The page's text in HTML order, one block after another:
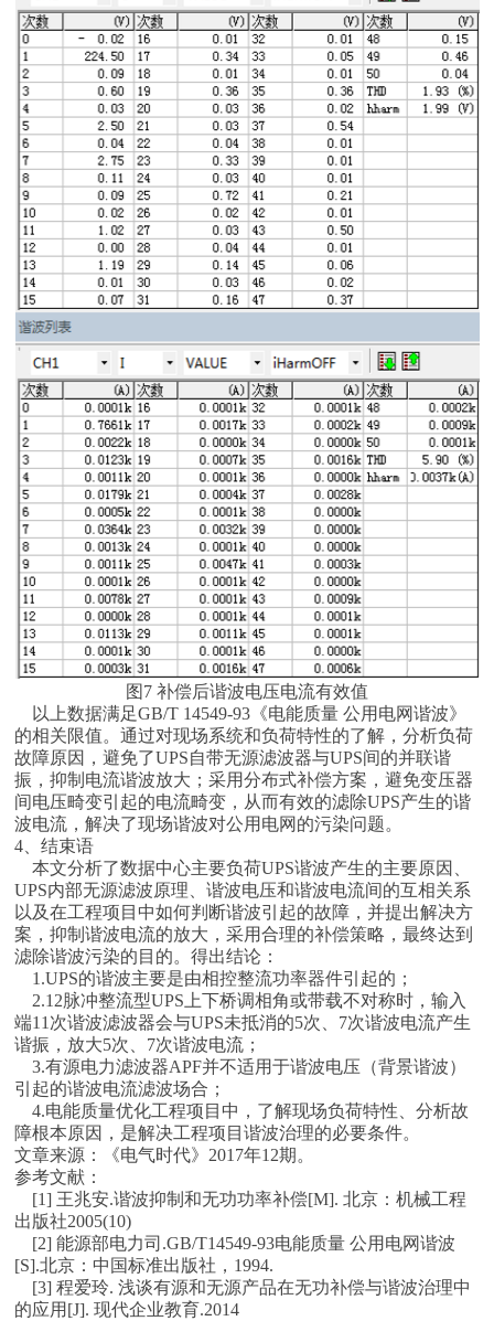
图7 补偿后谐波电压电流有效值
以上数据满足GB/T 14549-93《电能质量 公用电网谐波》
的相关限值。通过对现场系统和负荷特性的了解，分析负荷
故障原因，避免了UPS自带无源滤波器与UPS间的并联谐
振，抑制电流谐波放大；采用分布式补偿方案，避免变压器
间电压畸变引起的电流畸变，从而有效的滤除UPS产生的谐
波电流，解决了现场谐波对公用电网的污染问题。
4、结束语
本文分析了数据中心主要负荷UPS谐波产生的主要原因、
UPS内部无源滤波原理、谐波电压和谐波电流间的互相关系
以及在工程项目中如何判断谐波引起的故障，并提出解决方
案，抑制谐波电流的放大，采用合理的补偿策略，最终达到
滤除谐波污染的目的。得出结论：
1.UPS的谐波主要是由相控整流功率器件引起的；
2.12脉冲整流型UPS上下桥调相角或带载不对称时，输入
端11次谐波滤波器会与UPS未抵消的5次、7次谐波电流产生
谐振，放大5次、7次谐波电流；
3.有源电力滤波器APF并不适用于谐波电压（背景谐波）
引起的谐波电流滤波场合；
4.电能质量优化工程项目中，了解现场负荷特性、分析故
障根本原因，是解决工程项目谐波治理的必要条件。
文章来源：《电气时代》2017年12期。
参考文献：
[1] 王兆安.谐波抑制和无功功率补偿[M]. 北京：机械工程
出版社2005(10)
[2] 能源部电力司.GB/T14549-93电能质量 公用电网谐波
[S].北京：中国标准出版社，1994.
[3] 程爱玲. 浅谈有源和无源产品在无功补偿与谐波治理中
的应用[J]. 现代企业教育.2014